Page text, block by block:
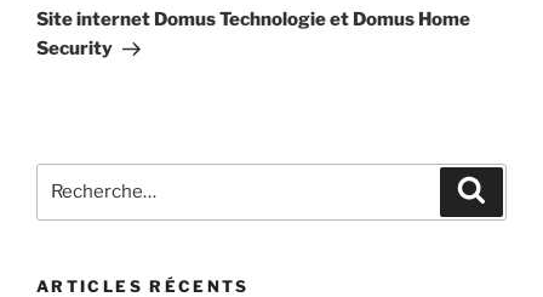
Site internet Domus Technologie et Domus Home
Security
ARTICLES RÉCENTS